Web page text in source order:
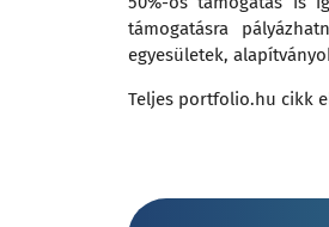
támogatásra
egyesületek,
Teljes portfolio.hu cikk